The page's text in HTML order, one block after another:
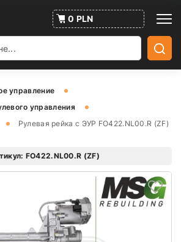
0 PLN
управление
управления
Рулевая рейка с ЭУР FO422.NL00.R (ZF)
FO422.NL00.R (ZF)